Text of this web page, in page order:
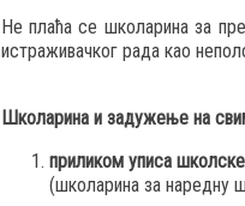
Не плаћа се школарина за
истраживачког рада као
Школарина и задужење на
приликом уписа
(школарина за наредну